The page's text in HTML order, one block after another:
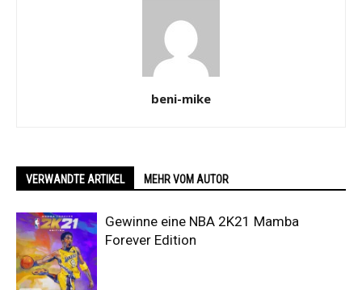
beni-mike
VERWANDTE ARTIKEL MEHR VOM AUTOR
Gewinne eine NBA 2K21 Mamba
Forever Edition